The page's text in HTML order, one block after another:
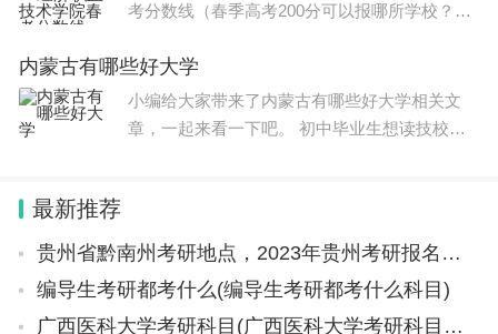
考分数线（春季高考200分可以报哪所学校？）
经济职业技术学院经广东省人民政府批准、教育
部备案的民办全日制普
内蒙古有哪些好大学
小编给大家带来了内蒙古有哪些好大学相关文
章，一起来看一下吧。 初中毕业生想读技校有
最新推荐
贵州省黔南州考研地点，2023年贵州考研报名总人数
编导生考研都考什么(编导生考研都考什么科目)
广西医科大学考研科目(广西医科大学考研科目有哪些)